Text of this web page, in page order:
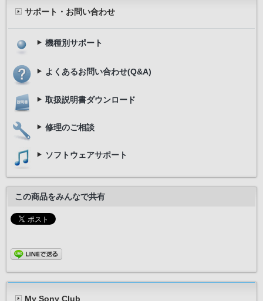
サポート・お問い合わせ
機種別サポート
よくあるお問い合わせ(Q&A)
取扱説明書ダウンロード
修理のご相談
ソフトウェアサポート
この商品をみんなで共有
My Sony Club